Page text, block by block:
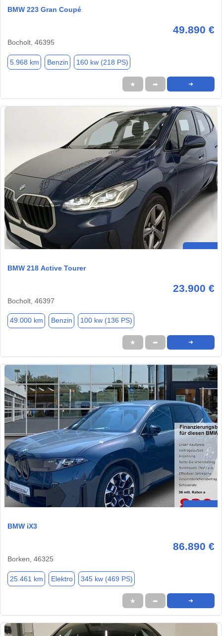
BMW 223 Gran Coupé
49.890 €
Bocholt, 46395
5.968 km Benzin 160 kw (218 PS)
★ ➦ ➜
BMW 218 Active Tourer
23.900 €
Bocholt, 46397
49.000 km Benzin 100 kw (136 PS)
★ ➦ ➜
BMW iX3
86.890 €
Borken, 46325
25.461 km Elektro 345 kw (469 PS)
★ ➦ ➜